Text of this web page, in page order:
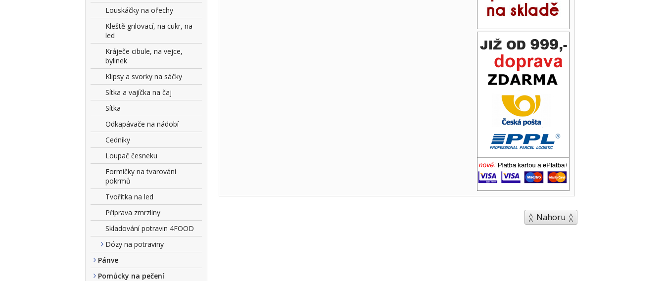
Louskáčky na ořechy
Kleště grilovací, na cukr, na
led
Kráječe cibule, na vejce,
bylinek
Klipsy a svorky na sáčky
Sítka a vajíčka na čaj
Sítka
Odkapávače na nádobí
Cedníky
Loupač česneku
Formičky na tvarování
pokrmů
Tvořítka na led
Příprava zmrzliny
Skladování potravin 4FOOD
Dózy na potraviny
Pánve
Pomůcky na pečení
Nahoru